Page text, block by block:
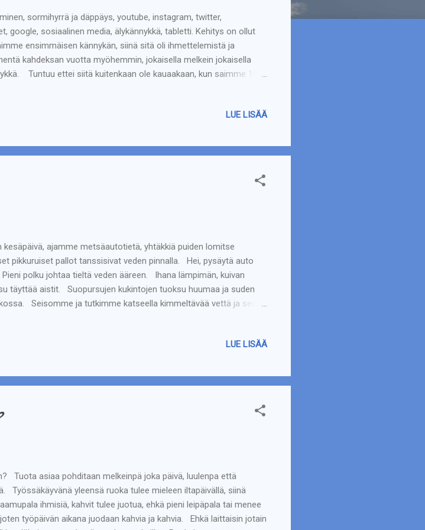
sormihyrrä ja däppäys, youtube, instagram, twitter,
google, sosiaalinen media, älykännykkä, tabletti. Kehitys on ollut
ensimmäisen kännykän, siinä sitä oli ihmettelemistä ja
kahdeksan vuotta myöhemmin, jokaisella melkein jokaisella
Tuntuu ettei siitä kuitenkaan ole kauaakaan, kun saimme 1968
puhelimeen oli se, kun enollani oli ihana valkoinen painava
oli puhelinkoppi, joka veti puolee...
LUE LISÄÄ
ajamme metsäautotietä, yhtäkkiä puiden lomitse
pikkuruiset pallot tanssisivat veden pinnalla. Hei, pysäytä auto
polku johtaa tieltä veden ääreen. Ihana lämpimän, kuivan
täyttää aistit. Suopursujen kukintojen tuoksu huumaa ja suden
Seisomme ja tutkimme katseella kimmeltävää vettä ja sen
kiertää polku jotka pitkin lähdemme kulkemaan. Vedessä ihan
ja painuu askelten alla....
LUE LISÄÄ
Tuota asiaa pohditaan melkeinpä joka päivä, luulenpa että
Työssäkäyvänä yleensä ruoka tulee mieleen iltapäivällä, siinä
ihmisiä, kahvit tulee juotua, ehkä pieni leipäpala tai menee
työpäivän aikana juodaan kahvia ja kahvia. Ehkä laittaisin jotain